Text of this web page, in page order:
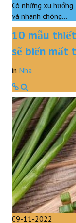
Có những xu
và nhanh chóng…
10 mẫu
sẽ biến mất
in Nhà
09-11-2022